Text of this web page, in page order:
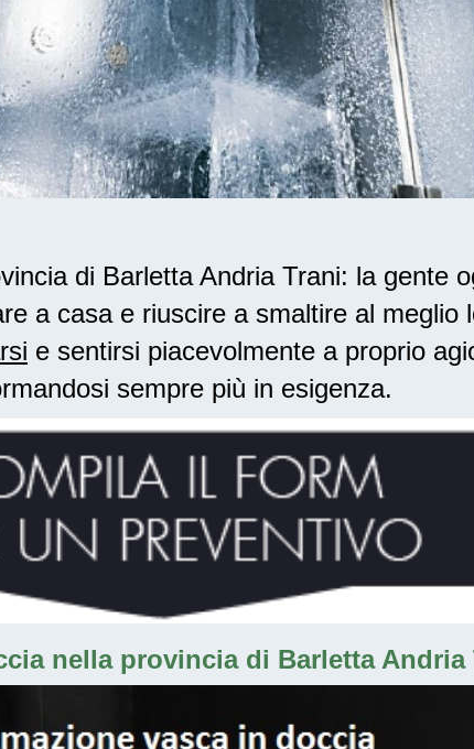
di Barletta Andria Trani: la gente
a casa e riuscire a smaltire al meglio
e sentirsi piacevolmente a proprio
sempre più in esigenza.
nella provincia di Barletta